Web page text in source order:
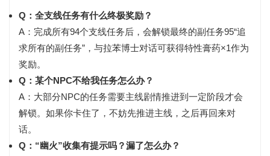
Q：全支线任务有什么终极奖励？
A：完成所有94个支线任务后，会解锁最终的副任务95“追
求所有的副任务” ，与拉苯博士对话可获得特性膏药×1作为
奖励。
Q：某个NPC不给我任务怎么办？
A：大部分NPC的任务需要主线剧情推进到一定阶段才会
解锁。如果你卡住了，不妨先推进主线，之后再回来对
话。
Q：“幽火”收集有提示吗？漏了怎么办？